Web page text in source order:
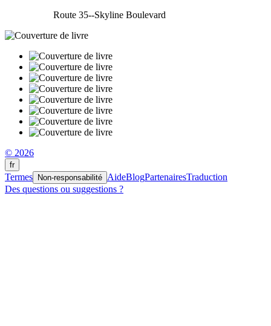
Route 35--Skyline Boulevard
© 2026
fr
Termes Non-responsabilité AideBlogPartenairesTraduction
Des questions ou suggestions ?